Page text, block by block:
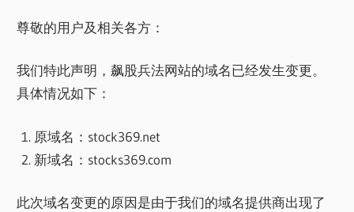
尊敬的用户及相关各方：
我们特此声明，飙股兵法网站的域名已经发生变更。
具体情况如下：
原域名：stock369.net
新域名：stocks369.com
此次域名变更的原因是由于我们的域名提供商出现了